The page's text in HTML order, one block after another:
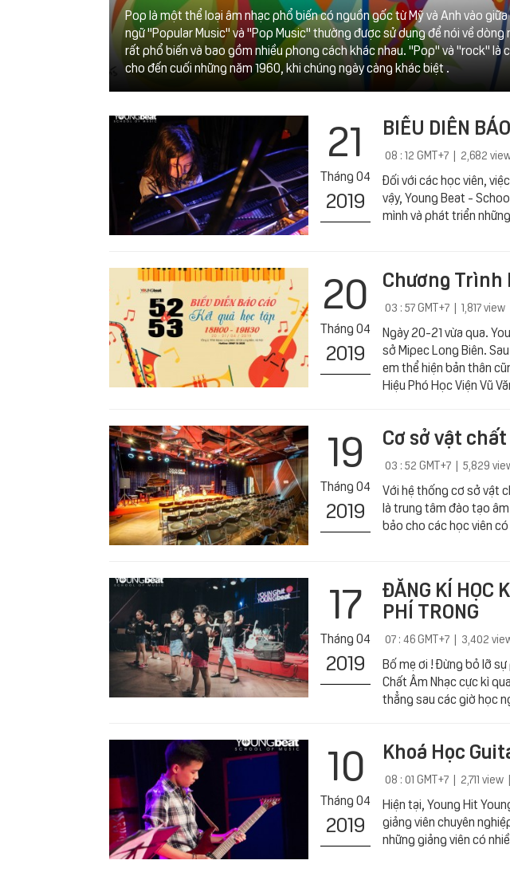
Pop là một thể loại âm nhạc phổ biến có nguồn gốc từ Mỹ và Anh vào
ngữ "Popular Music" và "Pop Music" thường được sử dụng để nói về dòng
rất phổ biến và bao gồm nhiều phong cách khác nhau. "Pop" và "rock" là
cho đến cuối những năm 1960, khi chúng ngày càng khác biệt .
21
Tháng 04
2019
BIỂU DIỄN
08 : 12 GMT+7 | 2,682
Đối với các học viên,
vậy, Young Beat -
mình và phát triển
20
Tháng 04
2019
Chương Trình
03 : 57 GMT+7 | 1,817
Ngày 20-21 vừa qua.
sở Mipec Long Biên.
em thể hiện bản thân
Hiệu Phó Học Viện Vũ
19
Tháng 04
2019
Cơ sở vật
03 : 52 GMT+7 | 5,829
Với hệ thống cơ sở vật
là trung tâm đào tạo âm
bảo cho các học viên
17
Tháng 04
2019
ĐĂNG KÍ HỌC
PHÍ TRONG
07 : 46 GMT+7 | 3,402
Bố mẹ ơi ! Đừng bỏ lỡ
Chất Âm Nhạc cực kì
thẳng sau các giờ học
10
Tháng 04
2019
Khoá Học
08 : 01 GMT+7 | 2,711
Hiện tại, Young Hit
giảng viên chuyên
những giảng viên có